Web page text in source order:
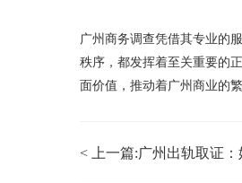
广州商务调查凭借其专业的
秩序，都发挥着至关重要的正
面价值，推动着广州商业的繁
< 上一篇:广州出轨取证